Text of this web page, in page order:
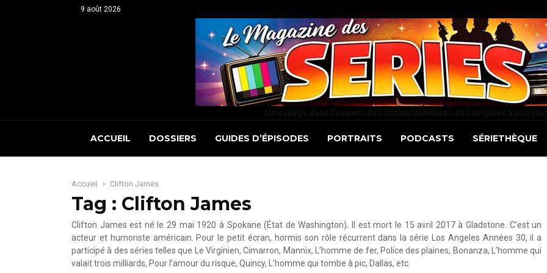
9 août 2026
ACCUEIL DOSSIERS GUIDES D’ÉPISODES PORTRAITS PODCASTS SÉRIETHÈQUE
Accueil Clifton James
Tag : Clifton James
Clifton James est né le 29 mai 1920 à Spokane (État de Washington). Il est mort le 15 avril 2017 à Gladstone. C’est un
acteur et humoriste américain. Pour le petit écran, hormis son rôle récurrent dans la série Los Angeles Années 30, il a
participé à des séries telles que Le Virginien, Cimarron, Mannix, L’homme de fer, Police des plaines, Bonanza, L’homme qui
valait trois milliards, Pour l’amour du risque, Quincy, L’homme qui tombe à pic, Dallas, etc.